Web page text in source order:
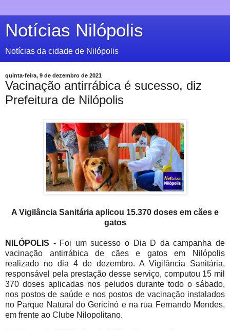
Notícias Nilópolis
Notícias da cidade de Nilópolis
quinta-feira, 9 de dezembro de 2021
Vacinação antirrábica é sucesso, diz
Prefeitura de Nilópolis
A Vigilância Sanitária aplicou 15.370 doses em cães e
gatos
NILÓPOLIS -Foi um sucesso o Dia D da campanha de
vacinação antirrábica de cães e gatos em Nilópolis
realizado no dia 4 de dezembro. A Vigilância Sanitária,
responsável pela prestação desse serviço, computou 15 mil
370 doses aplicadas nos peludos durante todo o sábado,
nos postos de saúde e nos postos de vacinação instalados
no Parque Natural do Gericinó e na rua Fernando Mendes,
em frente ao Clube Nilopolitano.